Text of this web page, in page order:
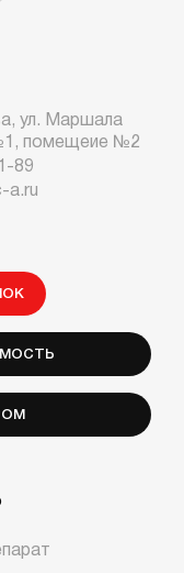
ул. Маршала
помещеие №2
89
a.ru